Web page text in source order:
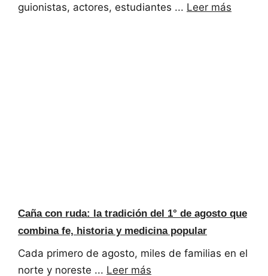
guionistas, actores, estudiantes ... Leer más
Caña con ruda: la tradición del 1° de agosto que
combina fe, historia y medicina popular
Cada primero de agosto, miles de familias en el
norte y noreste ... Leer más